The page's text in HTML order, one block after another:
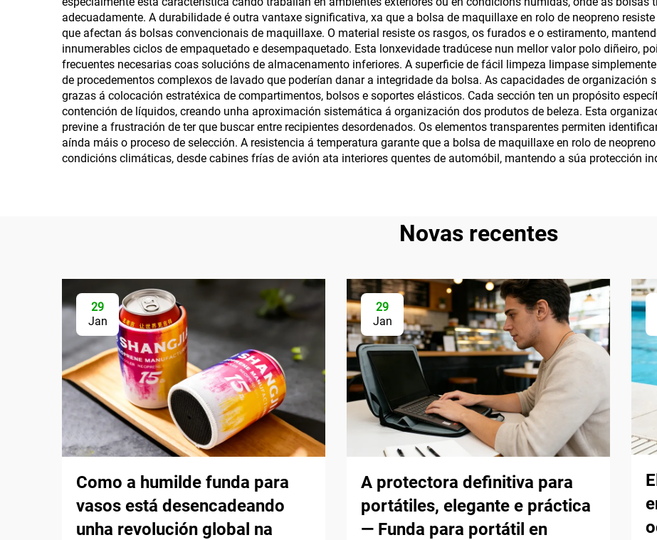
adecuadamente. A durabilidade é outra vantaxe significativa, xa que a bolsa de maquillaxe en rolo de neopreno
que afectan ás bolsas convencionais de maquillaxe. O material resiste os rasgos, os furados e o estiramento,
innumerables ciclos de empaquetado e desempaquetado. Esta lonxevidade tradúcese nun mellor valor polo diñeiro,
frecuentes necesarias coas solucións de almacenamento inferiores. A superficie de fácil limpeza limpase
de procedementos complexos de lavado que poderían danar a integridade da bolsa. As capacidades de organización
grazas á colocación estratéxica de compartimentos, bolsos e soportes elásticos. Cada sección ten un propósito
contención de líquidos, creando unha aproximación sistemática á organización dos produtos de beleza. Esta
previne a frustración de ter que buscar entre recipientes desordenados. Os elementos transparentes permiten
aínda máis o proceso de selección. A resistencia á temperatura garante que a bolsa de maquillaxe en rolo de
condicións climáticas, desde cabines frías de avión ata interiores quentes de automóbil, mantendo a súa protección
Novas recentes
29
Jan
Como a humilde funda para
vasos está desencadeando
unha revolución global na
29
Jan
A protectora definitiva para
portátiles, elegante e práctica
— Funda para portátil en